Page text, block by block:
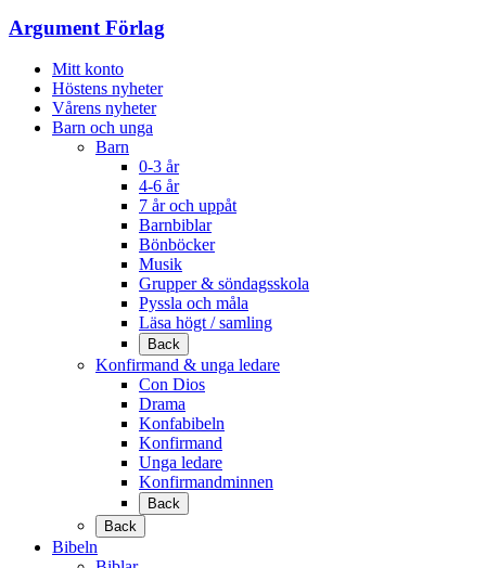
Argument Förlag
Mitt konto
Höstens nyheter
Vårens nyheter
Barn och unga
Barn
0-3 år
4-6 år
7 år och uppåt
Barnbiblar
Bönböcker
Musik
Grupper & söndagsskola
Pyssla och måla
Läsa högt / samling
Back
Konfirmand & unga ledare
Con Dios
Drama
Konfabibeln
Konfirmand
Unga ledare
Konfirmandminnen
Back
Back
Bibeln